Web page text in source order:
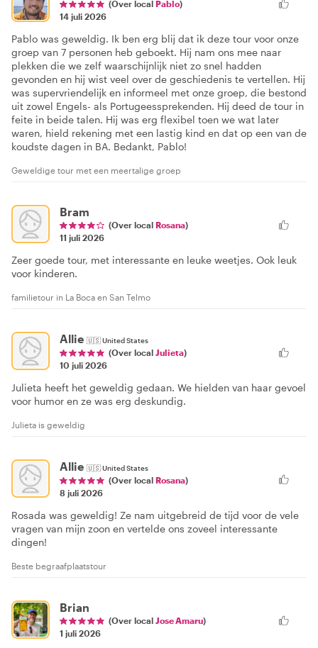
(Over local Pablo)
14 juli 2026
Pablo was geweldig. Ik ben erg blij dat ik deze tour voor onze
groep van 7 personen heb geboekt. Hij nam ons mee naar
plekken die we zelf waarschijnlijk niet zo snel hadden
gevonden en hij wist veel over de geschiedenis te vertellen. Hij
was supervriendelijk en informeel met onze groep, die bestond
uit zowel Engels- als Portugeessprekenden. Hij deed de tour in
feite in beide talen. Hij was erg flexibel toen we wat later
waren, hield rekening met een lastig kind en dat op een van de
koudste dagen in BA. Bedankt, Pablo!
Geweldige tour met een meertalige groep
Bram
(Over local Rosana)
11 juli 2026
Zeer goede tour, met interessante en leuke weetjes. Ook leuk
voor kinderen.
familietour in La Boca en San Telmo
Allie 🇺🇸United States
(Over local Julieta)
10 juli 2026
Julieta heeft het geweldig gedaan. We hielden van haar gevoel
voor humor en ze was erg deskundig.
Julieta is geweldig
Allie 🇺🇸United States
(Over local Rosana)
8 juli 2026
Rosada was geweldig! Ze nam uitgebreid de tijd voor de vele
vragen van mijn zoon en vertelde ons zoveel interessante
dingen!
Beste begraafplaatstour
Brian
(Over local Jose Amaru)
1 juli 2026